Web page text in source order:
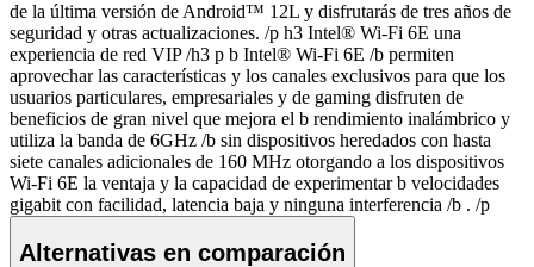
de la última versión de Android™ 12L y disfrutarás de tres años de
seguridad y otras actualizaciones. /p h3 Intel® Wi-Fi 6E una
experiencia de red VIP /h3 p b Intel® Wi-Fi 6E /b permiten
aprovechar las características y los canales exclusivos para que los
usuarios particulares, empresariales y de gaming disfruten de
beneficios de gran nivel que mejora el b rendimiento inalámbrico y
utiliza la banda de 6GHz /b sin dispositivos heredados con hasta
siete canales adicionales de 160 MHz otorgando a los dispositivos
Wi-Fi 6E la ventaja y la capacidad de experimentar b velocidades
gigabit con facilidad, latencia baja y ninguna interferencia /b . /p
Alternativas en comparación